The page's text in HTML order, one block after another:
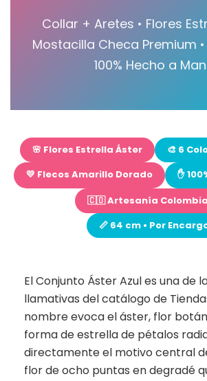
Collar + Aretes • Flores
Mostacilla Checa Premium
100% Hecho a
🌸 Flores Estrella Áster
🎨 6
💛 Flecos Amarillo Dorado
✋
🇨🇴 Artesanía
📏 64 cm • Por
El Conjunto Áster Azul es una de
llamativas del catálogo de
nombre evoca el áster, flor
forma de estrella de pétalos
directamente el motivo central
flor de ocho puntas en degradé